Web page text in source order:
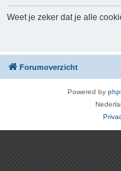
Weet je zeker dat je alle
Forumoverzicht
Powered by